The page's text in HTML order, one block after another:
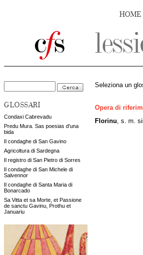
HOME
GLOSSARI
Condaxi Cabrevadu
Predu Mura. Sas poesias d'una
bida
Il condaghe di San Gavino
Agricoltura di Sardegna
Il registro di San Pietro di Sorres
Il condaghe di San Michele di
Salvennor
Il condaghe di Santa Maria di
Bonarcado
Sa Vitta et sa Morte, et Passione
de sanctu Gavinu, Prothu et
Januariu
Seleziona un
Opera di
Florinu , s. m.